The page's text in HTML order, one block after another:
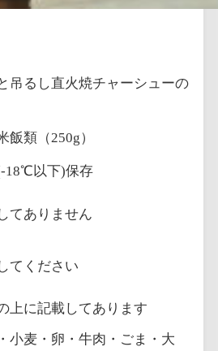
吊るし直火焼チャーシューの
飯類（250g）
18℃以下)保存
てありません
てください
上に記載してあります
小麦・卵・牛肉・ごま・大